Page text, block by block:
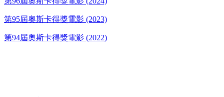
第95屆奧斯卡得獎電影 (2023)
第94屆奧斯卡得獎電影 (2022)